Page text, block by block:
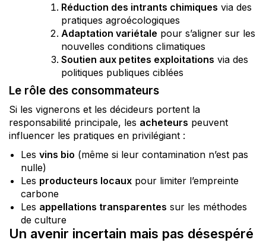
Réduction des intrants chimiques via des
pratiques agroécologiques
Adaptation variétale pour s’aligner sur les
nouvelles conditions climatiques
Soutien aux petites exploitations via des
politiques publiques ciblées
Le rôle des consommateurs
Si les vignerons et les décideurs portent la
responsabilité principale, les acheteurs peuvent
influencer les pratiques en privilégiant :
Les vins bio (même si leur contamination n’est pas
nulle)
Les producteurs locaux pour limiter l’empreinte
carbone
Les appellations transparentes sur les méthodes
de culture
Un avenir incertain mais pas désespéré